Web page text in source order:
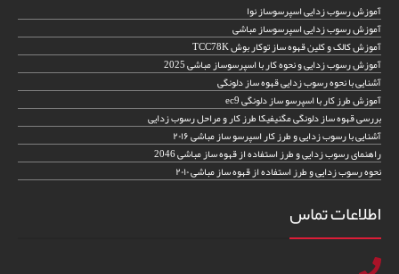
آموزش رسوب زدایی اسپرسوساز نوا
آموزش رسوب زدایی اسپرسوساز مباشی
آموزش کالک و کلین قهوه ساز توکار بوش TCC78K
آموزش رسوب زدایی و نحوه کار با اسپرسوساز مباشی 2025
آشنایی با نحوه رسوب زدایی قهوه ساز دلونگی
آموزش طرز کار با اسپرسو ساز دلونگی ec9
بررسی قهوه ساز دلونگی مگنیفیکا طرز کار و مراحل رسوب زدایی
آشنایی با رسوب زدایی و طرز کار اسپرسو ساز مباشی ۲۰۱۶
راهنمای رسوب زدایی و طرز استفاده از قهوه ساز مباشی 2046
نحوه رسوب زدایی و طرز استفاده از قهوه ساز مباشی ۲۰۱۰
اطلاعات تماس